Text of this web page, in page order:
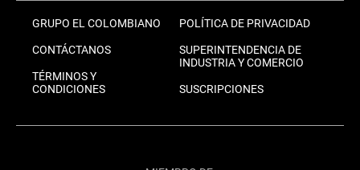
GRUPO EL COLOMBIANO
CONTÁCTANOS
TÉRMINOS Y
CONDICIONES
POLÍTICA DE PRIVACIDAD
SUPERINTENDENCIA DE
INDUSTRIA Y COMERCIO
SUSCRIPCIONES